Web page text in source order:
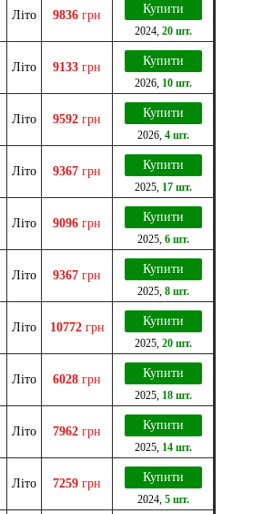
Літо 9836 грн Купити
2024, 20 шт.
Літо 9133 грн Купити
2026, 10 шт.
Літо 9592 грн Купити
2026, 4 шт.
Літо 9367 грн Купити
2025, 17 шт.
Літо 9096 грн Купити
2025, 6 шт.
Літо 9367 грн Купити
2025, 8 шт.
Літо 10772 грн Купити
2025, 20 шт.
Літо 6028 грн Купити
2025, 18 шт.
Літо 7962 грн Купити
2025, 14 шт.
Літо 7259 грн Купити
2024, 5 шт.